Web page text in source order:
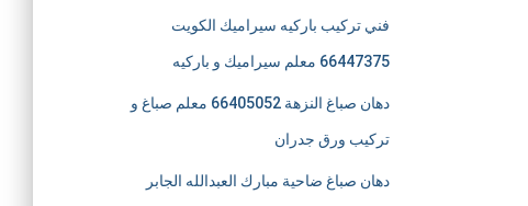
فني تركيب باركيه سيراميك الكويت
66447375 معلم سيراميك و باركيه
دهان صباغ النزهة 66405052 معلم صباغ و
تركيب ورق جدران
دهان صباغ ضاحية مبارك العبدالله الجابر